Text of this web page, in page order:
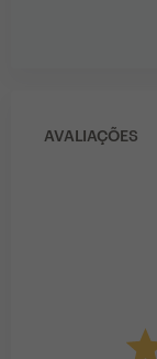
AVALIAÇÕES